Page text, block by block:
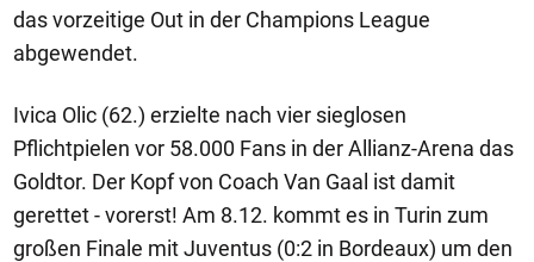
das vorzeitige Out in der Champions League
abgewendet.
Ivica Olic (62.) erzielte nach vier sieglosen
Pflichtpielen vor 58.000 Fans in der Allianz-Arena das
Goldtor. Der Kopf von Coach Van Gaal ist damit
gerettet - vorerst! Am 8.12. kommt es in Turin zum
großen Finale mit Juventus (0:2 in Bordeaux) um den